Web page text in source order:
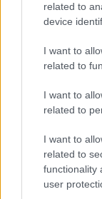
related to
device
I want to
related to
I want to
related to
I want to
related to
functionality
user
Giornale
Giuliana